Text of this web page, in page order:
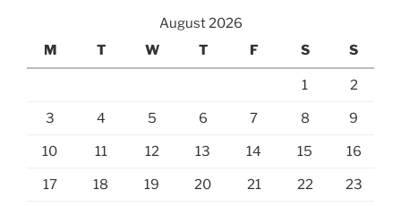
August 2026
M
T W T F S S
1 2
3 4 5 6 7 8 9
10 11 12 13 14 15 16
17 18 19 20 21 22 23